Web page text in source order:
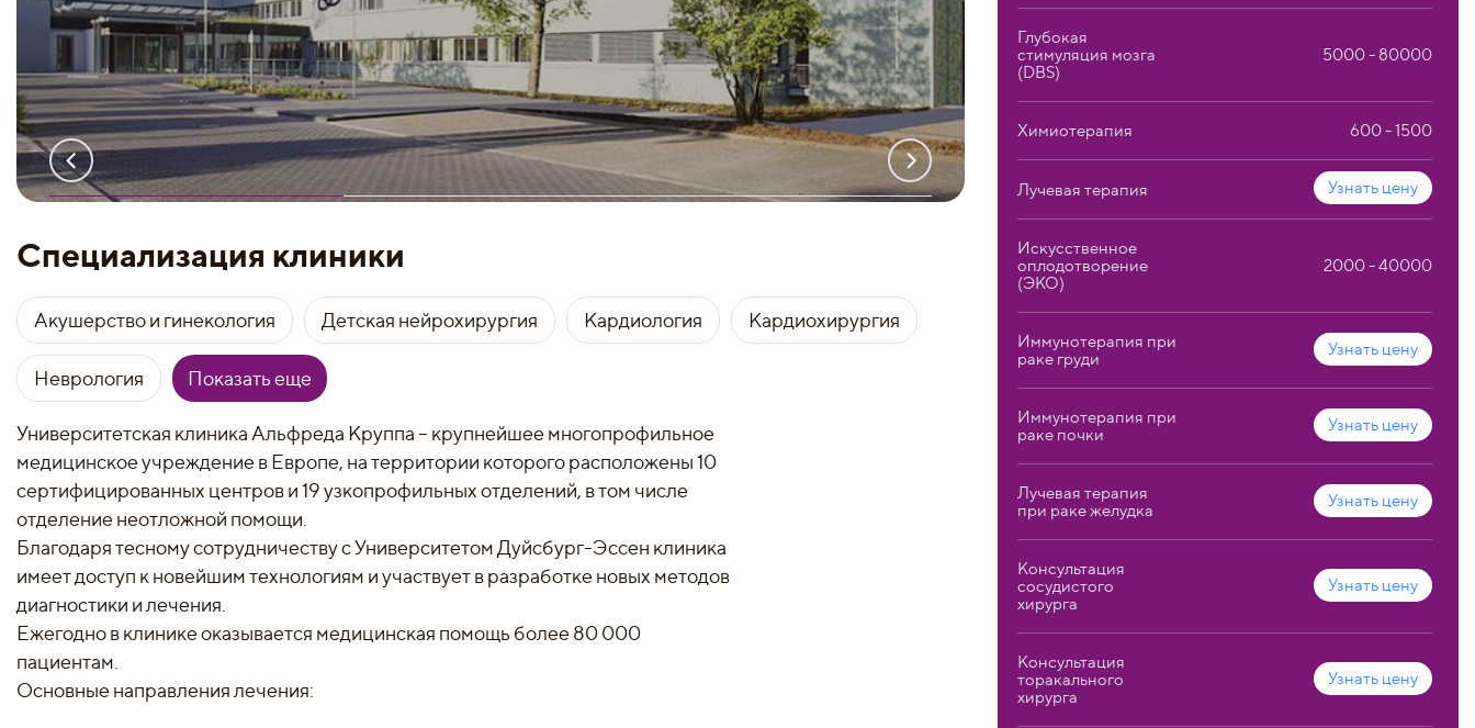
Глубокая
стимуляция мозга
(DBS)
5000 - 80000
Химиотерапия 600 - 1500
Лучевая терапия Узнать цену
Искусственное
оплодотворение
(ЭКО)
2000 - 40000
Иммунотерапия при
раке груди
Узнать цену
Иммунотерапия при
раке почки
Узнать цену
Лучевая терапия
при раке желудка
Узнать цену
Консультация
сосудистого
хирурга
Узнать цену
Консультация
торакального
хирурга
Узнать цену
Специализация клиники
Акушерство и гинекология Детская нейрохирургия Кардиология Кардиохирургия
Неврология Показать еще
Университетская клиника Альфреда Круппа – крупнейшее многопрофильное
медицинское учреждение в Европе, на территории которого расположены 10
сертифицированных центров и 19 узкопрофильных отделений, в том числе
отделение неотложной помощи.
Благодаря тесному сотрудничеству с Университетом Дуйсбург-Эссен клиника
имеет доступ к новейшим технологиям и участвует в разработке новых методов
диагностики и лечения.
Ежегодно в клинике оказывается медицинская помощь более 80 000
пациентам.
Основные направления лечения: